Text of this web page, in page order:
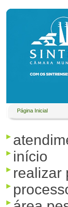
Página Inicial
início
realizar